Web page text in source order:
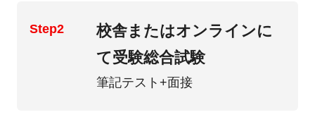
Step2
校舎またはオンラインに
て受験総合試験
筆記テスト+面接